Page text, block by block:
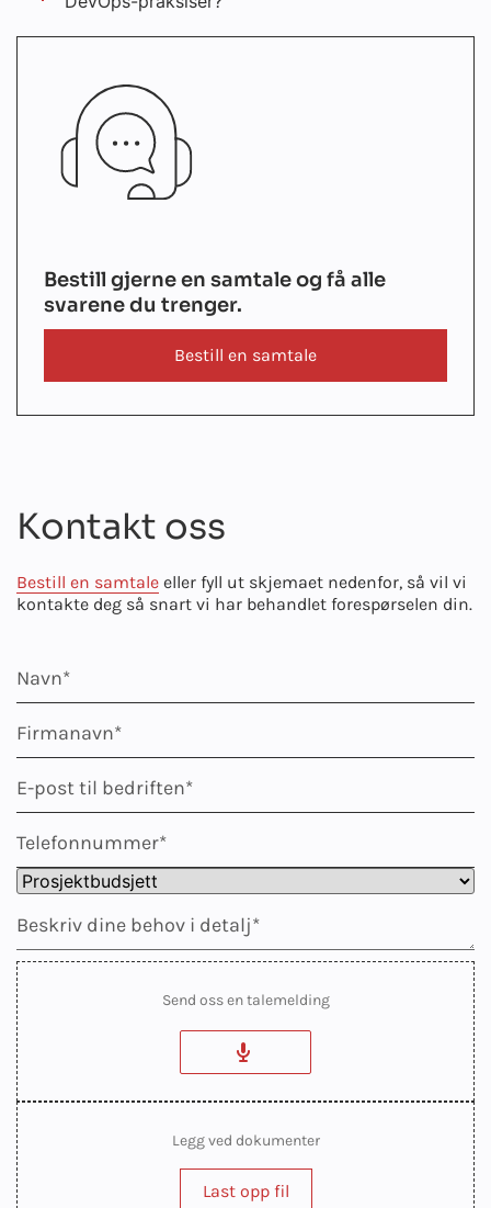
Bestill gjerne en samtale og få alle
svarene du trenger.
Bestill en samtale
Kontakt oss
Bestill en samtale eller fyll ut skjemaet nedenfor, så vil vi
kontakte deg så snart vi har behandlet forespørselen din.
Send oss en talemelding
Legg ved dokumenter
Last opp fil